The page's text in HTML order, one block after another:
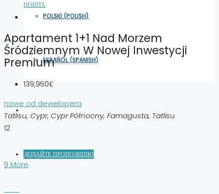
POLSKI (POLISH)
ESPAÑOL (SPANISH)
ДОДАЙТЕ ПРОПОЗИЦІЮ
ПОШТА
Apartament 1+1 Nad Morzem
Śródziemnym W Nowej Inwestycji
Premium
139,950£
nowe od dewelopera
Tatlısu, Cypr, Cypr Północny, Famagusta, Tatlisu
12
9 More